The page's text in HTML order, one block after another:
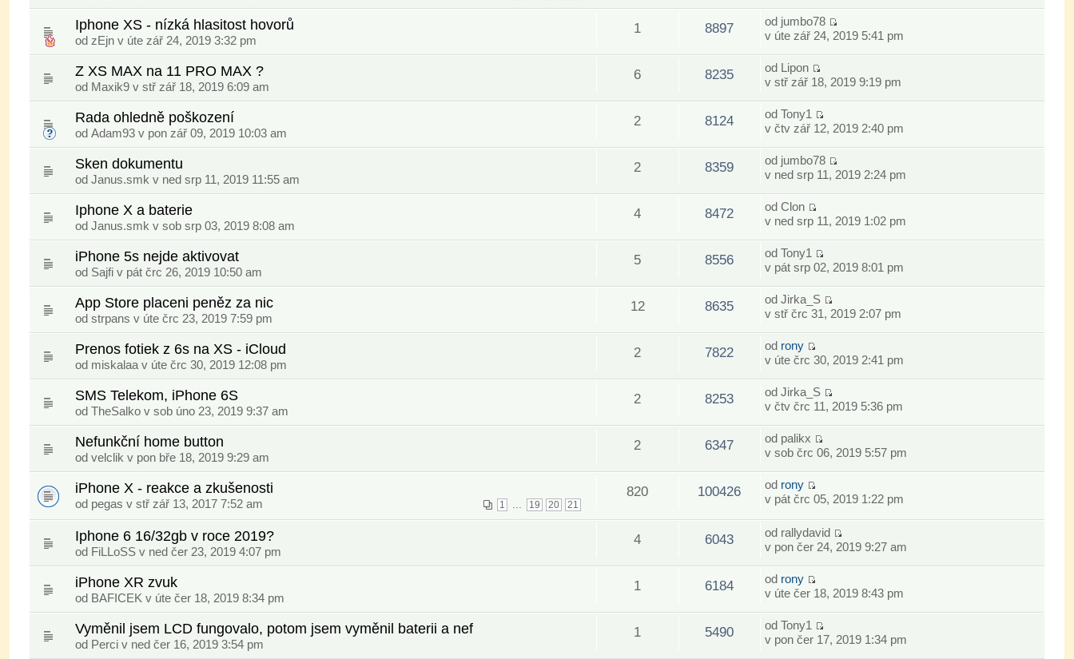
Iphone XS - nízká hlasitost hovorů
od zEjn v úte zář 24, 2019 3:32 pm
1 8897 od jumbo78
v úte zář 24, 2019 5:41 pm
Z XS MAX na 11 PRO MAX ?
od Maxik9 v stř zář 18, 2019 6:09 am
6 8235 od Lipon
v stř zář 18, 2019 9:19 pm
Rada ohledně poškození
od Adam93 v pon zář 09, 2019 10:03 am
2 8124 odTony1
v čtv zář 12, 2019 2:40 pm
Sken dokumentu
od Janus.smk v ned srp 11, 2019 11:55 am
2 8359 od jumbo78
v ned srp 11, 2019 2:24 pm
Iphone X a baterie
od Janus.smk v sob srp 03, 2019 8:08 am
4 8472 odClon
v ned srp 11, 2019 1:02 pm
iPhone 5s nejde aktivovat
od Sajfi v pát črc 26, 2019 10:50 am
5 8556 odTony1
v pát srp 02, 2019 8:01 pm
App Store placeni peněz za nic
od strpans v úte črc 23, 2019 7:59 pm
12 8635 odJirka_S
v stř črc 31, 2019 2:07 pm
Prenos fotiek z 6s na XS - iCloud
od miskalaa v úte črc 30, 2019 12:08 pm
2 7822 od rony
v úte črc 30, 2019 2:41 pm
SMS Telekom, iPhone 6S
od TheSalko v sob úno 23, 2019 9:37 am
2 8253 odJirka_S
v čtv črc 11, 2019 5:36 pm
Nefunkční home button
od velclik v pon bře 18, 2019 9:29 am
2 6347 od palikx
v sob črc 06, 2019 5:57 pm
iPhone X - reakce a zkušenosti
1 19 20 21
od pegas v stř zář 13, 2017 7:52 am
820 100426 od rony
v pát črc 05, 2019 1:22 pm
Iphone 6 16/32gb v roce 2019?
od FiLLoSS v ned čer 23, 2019 4:07 pm
4 6043 od rallydavid
v pon čer 24, 2019 9:27 am
iPhone XR zvuk
od BAFICEK v úte čer 18, 2019 8:34 pm
1 6184 od rony
v úte čer 18, 2019 8:43 pm
Vyměnil jsem LCD fungovalo, potom jsem vyměnil baterii a nef
od Perci v ned čer 16, 2019 3:54 pm
1 5490 odTony1
v pon čer 17, 2019 1:34 pm